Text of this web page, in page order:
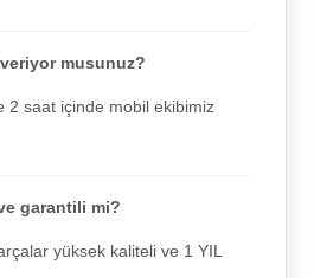
musunuz?
2 saat içinde mobil ekibimiz
garantili mi?
yüksek kaliteli ve 1 YIL